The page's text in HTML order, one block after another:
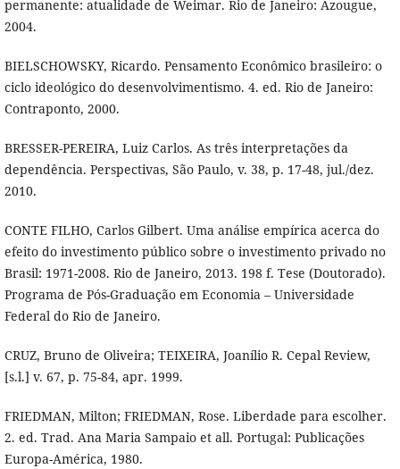
permanente: atualidade de Weimar. Rio de Janeiro: Azougue,
2004.
BIELSCHOWSKY, Ricardo. Pensamento Econômico brasileiro: o
ciclo ideológico do desenvolvimentismo. 4. ed. Rio de Janeiro:
Contraponto, 2000.
BRESSER-PEREIRA, Luiz Carlos. As três interpretações da
dependência. Perspectivas, São Paulo, v. 38, p. 17-48, jul./dez.
2010.
CONTE FILHO, Carlos Gilbert. Uma análise empírica acerca do
efeito do investimento público sobre o investimento privado no
Brasil: 1971-2008. Rio de Janeiro, 2013. 198 f. Tese (Doutorado).
Programa de Pós-Graduação em Economia – Universidade
Federal do Rio de Janeiro.
CRUZ, Bruno de Oliveira; TEIXEIRA, Joanílio R. Cepal Review,
[s.l.] v. 67, p. 75-84, apr. 1999.
FRIEDMAN, Milton; FRIEDMAN, Rose. Liberdade para escolher.
2. ed. Trad. Ana Maria Sampaio et all. Portugal: Publicações
Europa-América, 1980.